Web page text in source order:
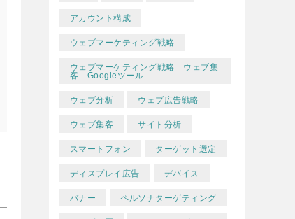
アカウント構成
ウェブマーケティング戦略
ウェブマーケティング戦略 ウェブ集
客 Googleツール
ウェブ分析 ウェブ広告戦略
ウェブ集客 サイト分析
スマートフォン ターゲット選定
ディスプレイ広告 デバイス
バナー ペルソナターゲティング